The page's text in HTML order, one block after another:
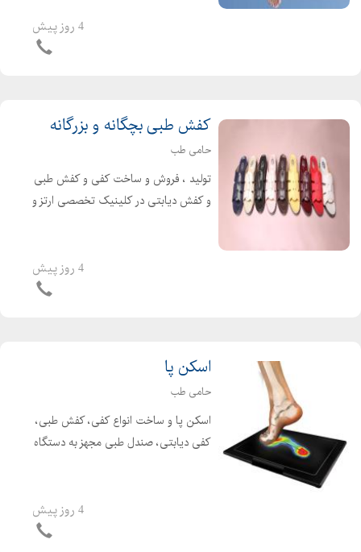
های پا با استفاده از اسکنر طراحی کفش
طبی و کفی طبی و صندل طبی با اسکن
4 روز پیش
کفش طبی بچگانه و بزرگانه
حامی طب
تولید ، فروش و ساخت کفی و کفش طبی
و کفش دیابتی در کلینیک تخصصی ارتز و
است. این مرکز با بهره گیری از کادری
4 روز پیش
اسکن پا
حامی طب
اسکن پا و ساخت انواع کفی، کفش طبی،
کفی دیابتی، صندل طبی مجهز به دستگاه
جهت کسب اطلاعات بیشتر با ما تماس
4 روز پیش